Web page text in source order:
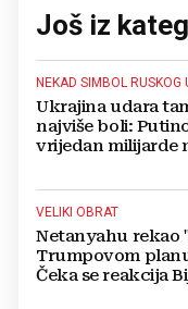
Još iz
NEKAD SIMBOL RUSKOG
Ukrajina udara
najviše boli:
vrijedan milijarde
VELIKI OBRAT
Netanyahu rekao
Trumpovom
Čeka se reakcija